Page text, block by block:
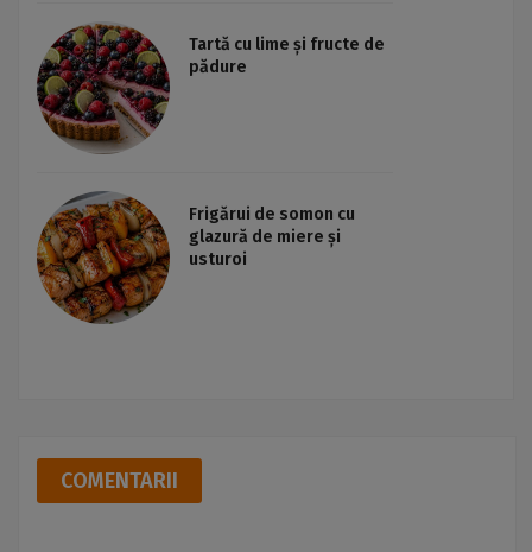
Tartă cu lime și fructe de
pădure
Frigărui de somon cu
glazură de miere și
usturoi
COMENTARII